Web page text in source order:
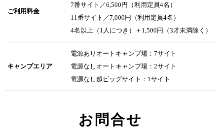
ご利用料金
7番サイト／6,500円（利用定員4名）
11番サイト／7,000円（利用定員4名）
4名以上（1人につき）＋1,500円（3才未満除く）
キャンプエリア
電源ありオートキャンプ場：7サイト
電源なしオートキャンプ場：2サイト
電源なし超ビッグサイト：1サイト
お問合せ